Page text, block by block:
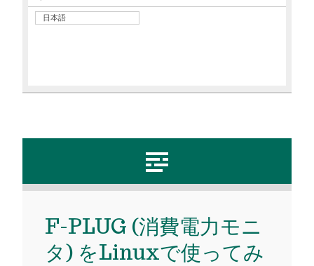
日本語
F-PLUG (消費電力モニ
タ) をLinuxで使ってみ